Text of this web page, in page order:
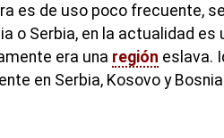
es de uso poco frecuente,
o Serbia, en la actualidad es
era una región eslava.
en Serbia, Kosovo y